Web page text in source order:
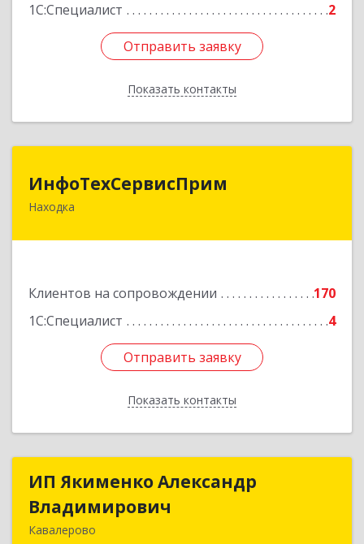
1С:Специалист
2
Отправить заявку
Показать контакты
Отправить заявку
Назад
ИнфоТехСервисПрим
Находка
Клиентов на сопровождении
170
1С:Специалист
4
Отправить заявку
Показать контакты
Отправить заявку
Назад
ИП Якименко Александр
Владимирович
Кавалерово
ИП Якименко Александр